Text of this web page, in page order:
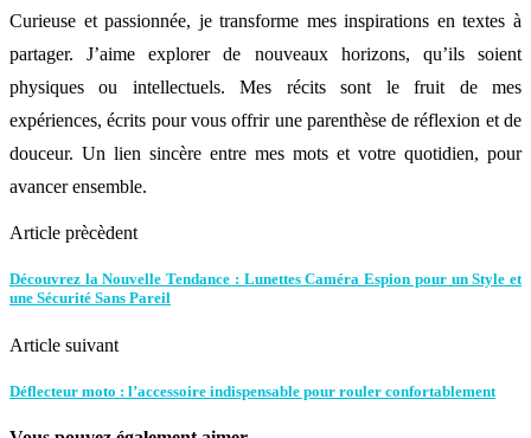
Curieuse et passionnée, je transforme mes inspirations en textes à
partager. J’aime explorer de nouveaux horizons, qu’ils soient
physiques ou intellectuels. Mes récits sont le fruit de mes
expériences, écrits pour vous offrir une parenthèse de réflexion et de
douceur. Un lien sincère entre mes mots et votre quotidien, pour
avancer ensemble.
Article prècèdent
Découvrez la Nouvelle Tendance : Lunettes Caméra Espion pour un Style et
une Sécurité Sans Pareil
Article suivant
Déflecteur moto : l’accessoire indispensable pour rouler confortablement